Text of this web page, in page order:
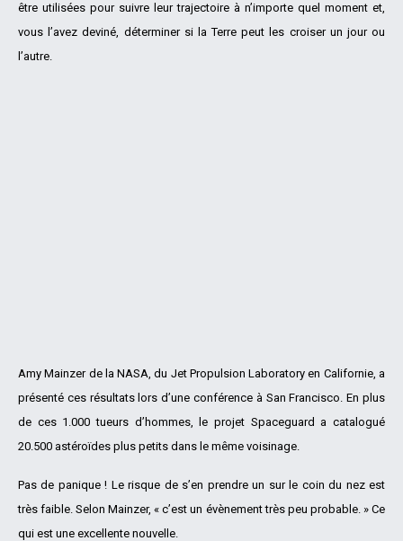
être utilisées pour suivre leur trajectoire à n’importe quel moment et,
vous l’avez deviné, déterminer si la Terre peut les croiser un jour ou
l’autre.
Amy Mainzer de la NASA, du Jet Propulsion Laboratory en Californie, a
présenté ces résultats lors d’une conférence à San Francisco. En plus
de ces 1.000 tueurs d’hommes, le projet Spaceguard a catalogué
20.500 astéroïdes plus petits dans le même voisinage.
Pas de panique ! Le risque de s’en prendre un sur le coin du nez est
très faible. Selon Mainzer, « c’est un évènement très peu probable. » Ce
qui est une excellente nouvelle.